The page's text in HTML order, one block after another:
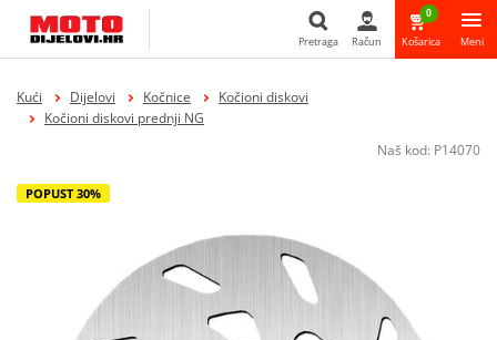
Pretraga Račun
0
Košarica Meni
Kući Dijelovi Kočnice
Kočioni diskovi
Kočioni diskovi prednji NG
Naš kod: P14070
POPUST 30%